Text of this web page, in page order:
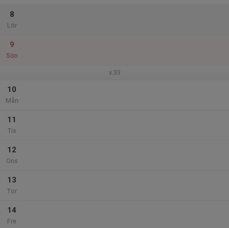
8
Lör
9
Sön
v.33
10
Mån
11
Tis
12
Ons
13
Tor
14
Fre